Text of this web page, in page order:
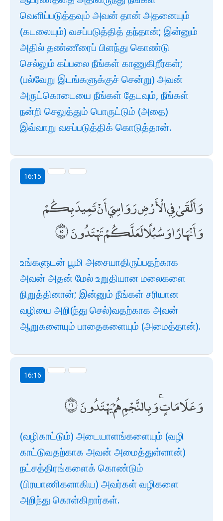
வெளிப்படுத்தவும் அவன் தான் அதனையும்
(கடலையும்) வசப்படுத்தித் தந்தான்; இன்னும்
அதில் தண்ணீரைப் பிளந்து கொண்டு
செல்லும் கப்பலை நீங்கள் காணுகிறீர்கள்;
(பல்வேறு இடங்களுக்குச் சென்று) அவன்
அருட்கொடையை நீங்கள் தேடவும், நீங்கள்
நன்றி செலுத்தும் பொருட்டும் (அதை)
இவ்வாறு வசப்படுத்திக் கொடுத்தான்.
16:15
وَأَلْقَىٰ فِي الْأَرْضِ رَوَاسِيَ أَنْ تَمِيدَ بِكُمْ
وَأَنْهَارًا وَسُبُلًا لَعَلَّكُمْ تَهْتَدُونَ
உங்களுடன் பூமி அசையாதிருப்பதற்காக
அவன் அதன் மேல் உறுதியான மலைகளை
நிறுத்தினான்; இன்னும் நீங்கள் சரியான
வழியை அறி(ந்து செல்)வதற்காக அவன்
ஆறுகளையும் பாதைகளையும் (அமைத்தான்).
16:16
وَعَلَامَاتٍ ۚ وَبِالنَّجْمِ هُمْ يَهْتَدُونَ
(வழிகாட்டும்) அடையாளங்களையும் (வழி
காட்டுவதற்காக அவன் அமைத்துள்ளான்)
நட்சத்திரங்களைக் கொண்டும்
(பிரயாணிகளாகிய) அவர்கள் வழிகளை
அறிந்து கொள்கிறார்கள்.